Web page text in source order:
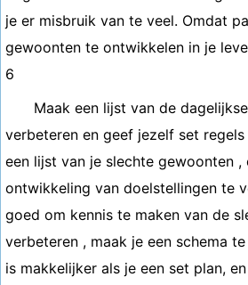
je er misbruik van te veel. Omdat
gewoonten te ontwikkelen in je
6
Maak een lijst van de
verbeteren en geef jezelf set
een lijst van je slechte gewoonten ,
ontwikkeling van doelstellingen te
goed om kennis te maken van de
verbeteren , maak je een schema
is makkelijker als je een set plan,